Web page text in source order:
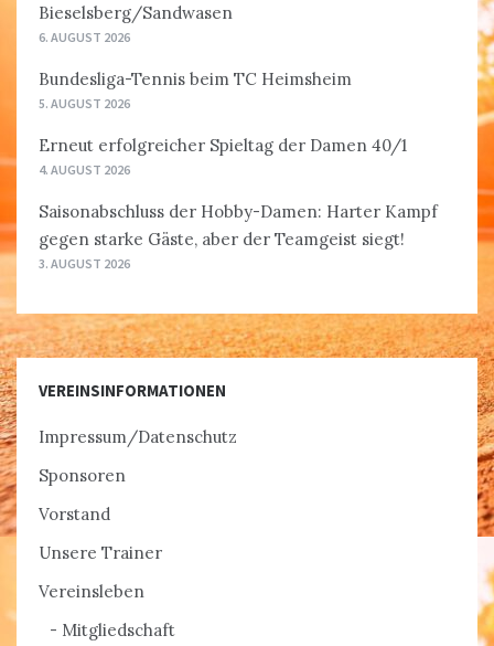
Bieselsberg/Sandwasen
6. AUGUST 2026
Bundesliga-Tennis beim TC Heimsheim
5. AUGUST 2026
Erneut erfolgreicher Spieltag der Damen 40/1
4. AUGUST 2026
Saisonabschluss der Hobby-Damen: Harter Kampf
gegen starke Gäste, aber der Teamgeist siegt!
3. AUGUST 2026
VEREINSINFORMATIONEN
Impressum/Datenschutz
Sponsoren
Vorstand
Unsere Trainer
Vereinsleben
Mitgliedschaft